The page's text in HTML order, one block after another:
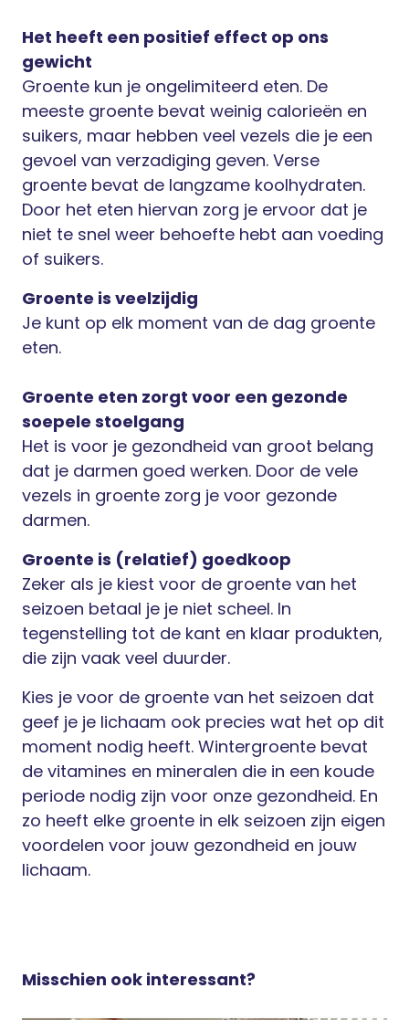
Het heeft een positief effect op ons
gewicht
Groente kun je ongelimiteerd eten. De
meeste groente bevat weinig calorieën en
suikers, maar hebben veel vezels die je een
gevoel van verzadiging geven. Verse
groente bevat de langzame koolhydraten.
Door het eten hiervan zorg je ervoor dat je
niet te snel weer behoefte hebt aan voeding
of suikers.
Groente is veelzijdig
Je kunt op elk moment van de dag groente
eten.
Groente eten zorgt voor een gezonde
soepele stoelgang
Het is voor je gezondheid van groot belang
dat je darmen goed werken. Door de vele
vezels in groente zorg je voor gezonde
darmen.
Groente is (relatief) goedkoop
Zeker als je kiest voor de groente van het
seizoen betaal je je niet scheel. In
tegenstelling tot de kant en klaar produkten,
die zijn vaak veel duurder.
Kies je voor de groente van het seizoen dat
geef je je lichaam ook precies wat het op dit
moment nodig heeft. Wintergroente bevat
de vitamines en mineralen die in een koude
periode nodig zijn voor onze gezondheid. En
zo heeft elke groente in elk seizoen zijn eigen
voordelen voor jouw gezondheid en jouw
lichaam.
Misschien ook interessant?